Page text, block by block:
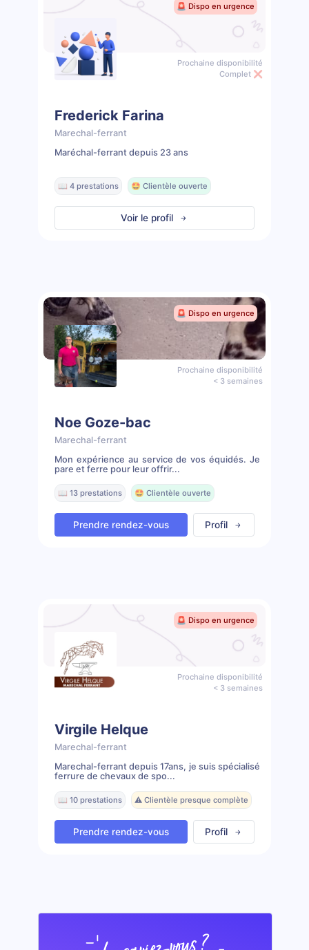
🚨 Dispo en urgence
Prochaine disponibilité
Complet ❌
Frederick Farina
Marechal-ferrant
Maréchal-ferrant depuis 23 ans
📖 4 prestations 🤩 Clientèle ouverte
Voir le profil
🚨 Dispo en urgence
Prochaine disponibilité
< 3 semaines
Noe Goze-bac
Marechal-ferrant
Mon expérience au service de vos équidés. Je
pare et ferre pour leur offrir...
📖 13 prestations 🤩 Clientèle ouverte
Prendre rendez-vous Profil
🚨 Dispo en urgence
Prochaine disponibilité
< 3 semaines
Virgile Helque
Marechal-ferrant
Marechal-ferrant depuis 17ans, je suis spécialisé
ferrure de chevaux de spo...
📖 10 prestations ⚠️ Clientèle presque complète
Prendre rendez-vous Profil